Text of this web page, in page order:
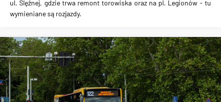
ul. Ślężnej, gdzie trwa remont torowiska oraz na pl. Legionów - tu
wymieniane są rozjazdy.